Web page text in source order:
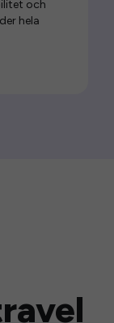
och
hela